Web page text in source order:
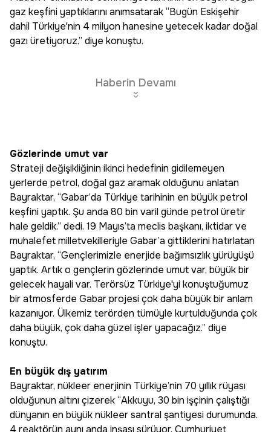
gaz keşfini yaptıklarını anımsatarak “Bugün Eskişehir
dahil Türkiye'nin 4 milyon hanesine yetecek kadar doğal
gazı üretiyoruz.” diye konuştu.
Haberin Devamı
Gözlerinde umut var
Strateji değişikliğinin ikinci hedefinin gidilemeyen
yerlerde petrol, doğal gaz aramak olduğunu anlatan
Bayraktar, “Gabar’da Türkiye tarihinin en büyük petrol
keşfini yaptık. Şu anda 80 bin varil günde petrol üretir
hale geldik.” dedi. 19 Mayıs’ta meclis başkanı, iktidar ve
muhalefet milletvekilleriyle Gabar’a gittiklerini hatırlatan
Bayraktar, “Gençlerimizle enerjide bağımsızlık yürüyüşü
yaptık. Artık o gençlerin gözlerinde umut var, büyük bir
gelecek hayali var. Terörsüz Türkiye'yi konuştuğumuz
bir atmosferde Gabar projesi çok daha büyük bir anlam
kazanıyor. Ülkemiz terörden tümüyle kurtulduğunda çok
daha büyük, çok daha güzel işler yapacağız.” diye
konuştu.
En büyük dış yatırım
Bayraktar, nükleer enerjinin Türkiye’nin 70 yıllık rüyası
olduğunun altını çizerek “Akkuyu, 30 bin işçinin çalıştığı
dünyanın en büyük nükleer santral şantiyesi durumunda.
4 reaktörün aynı anda inşası sürüyor. Cumhuriyet